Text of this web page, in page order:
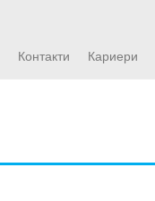
Контакти Кариери